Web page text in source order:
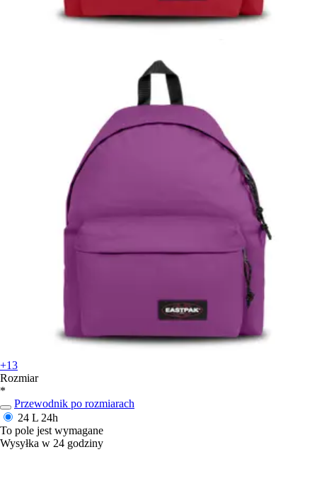
+13
Rozmiar
*
Przewodnik po rozmiarach
24 L 24h
To pole jest wymagane
Wysyłka w 24 godziny